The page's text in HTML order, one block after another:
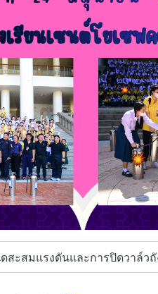
สะสมแรงดันและการปิดวาล์ว